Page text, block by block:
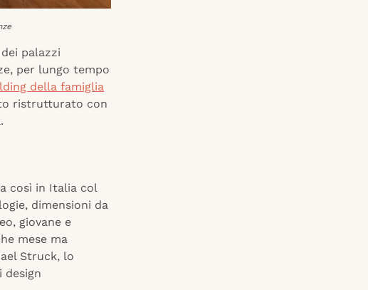
palazzi
per lungo tempo
della famiglia
ristrutturato con
così in Italia col
dimensioni da
giovane e
mese ma
Struck, lo
design